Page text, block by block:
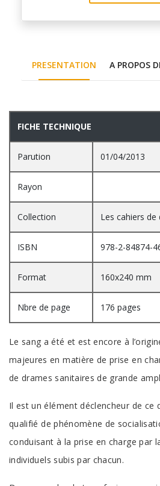
PRESENTATION A PROPOS
FICHE TECHNIQUE
Parution 01/04/2013
Rayon
Collection Les cahiers
ISBN 978-2-84874-
Format 160x240 mm
Nbre de page 176 pages
Le sang a été et est encore à
majeures en matière de prise en
de drames sanitaires de grande
Il est un élément déclencheur de ce
qualifié de phénomène de
conduisant à la prise en charge par
individuels subis par chacun.